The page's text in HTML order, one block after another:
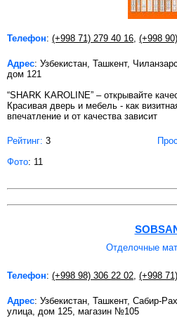
Телефон: (+998 71) 279 40 16 (+998
Адрес: Узбекистан, Ташкент,
дом 121
“SHARK KAROLINE” – открывайте
Красивая дверь и мебель - как
впечатление и от качества зависит
Рейтинг: 3
Фото: 11
Отделочные
Телефон: (+998 98) 306 22 02, (+998
Адрес: Узбекистан, Ташкент, Сабир-
улица, дом 125, магазин №105